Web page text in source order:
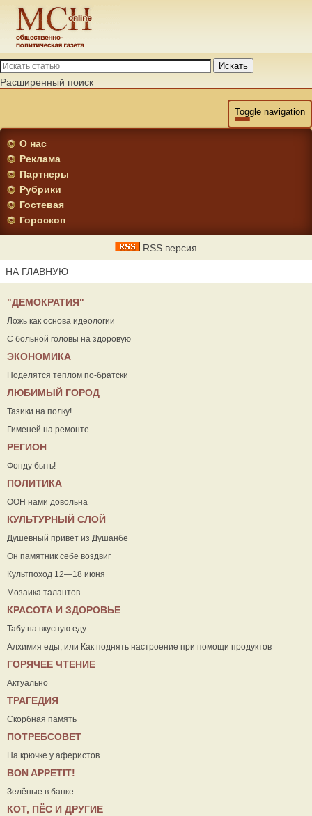
Искать
Расширенный поиск
Toggle navigation
О нас
Реклама
Партнеры
Рубрики
Гостевая
Гороскоп
RSS версия
НА ГЛАВНУЮ
"ДЕМОКРАТИЯ"
Ложь как основа идеологии
С больной головы на здоровую
ЭКОНОМИКА
Поделятся теплом по-братски
ЛЮБИМЫЙ ГОРОД
Тазики на полку!
Гименей на ремонте
РЕГИОН
Фонду быть!
ПОЛИТИКА
ООН нами довольна
КУЛЬТУРНЫЙ СЛОЙ
Душевный привет из Душанбе
Он памятник себе воздвиг
Культпоход 12—18 июня
Мозаика талантов
КРАСОТА И ЗДОРОВЬЕ
Табу на вкусную еду
Алхимия еды, или Как поднять настроение при помощи продуктов
ГОРЯЧЕЕ ЧТЕНИЕ
Актуально
ТРАГЕДИЯ
Скорбная память
ПОТРЕБСОВЕТ
На крючке у аферистов
ВON APPETIT!
Зелёные в банке
КОТ, ПЁС И ДРУГИЕ